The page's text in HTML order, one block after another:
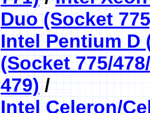
Duo (Socket
Intel Pentium D
(Socket 775/
479)/
Intel Celeron/